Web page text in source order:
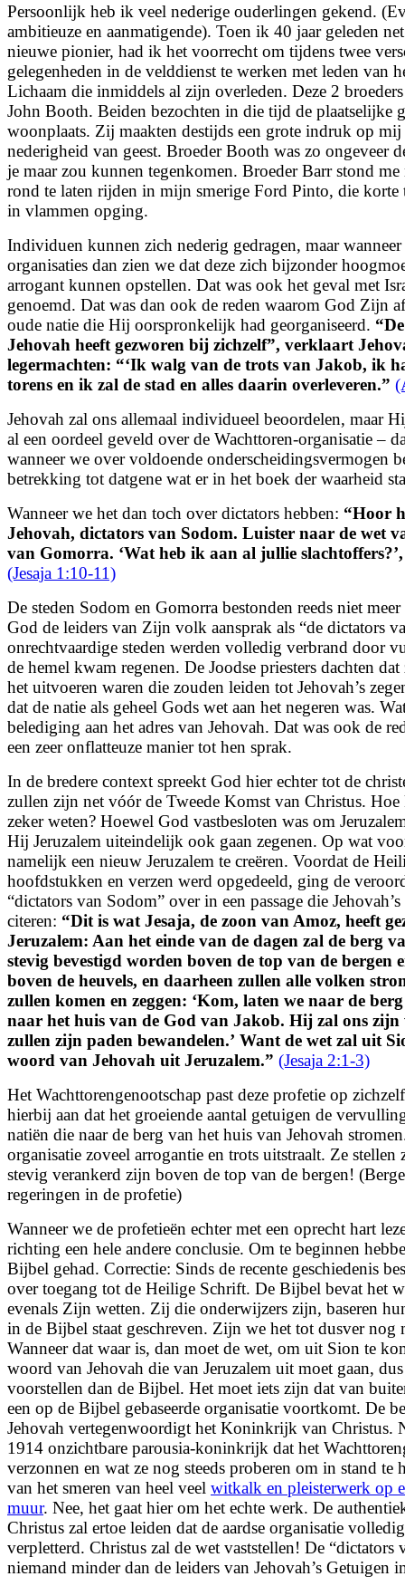
Persoonlijk heb ik veel nederige ouderlingen gekend.
ambitieuze en aanmatigende). Toen ik 40 jaar geleden
nieuwe pionier, had ik het voorrecht om tijdens twee
gelegenheden in de velddienst te werken met leden van
Lichaam die inmiddels al zijn overleden. Deze 2
John Booth. Beiden bezochten in die tijd de plaatselijke
woonplaats. Zij maakten destijds een grote indruk op
nederigheid van geest. Broeder Booth was zo ongeveer
je maar zou kunnen tegenkomen. Broeder Barr stond
rond te laten rijden in mijn smerige Ford Pinto, die korte
in vlammen opging.
Individuen kunnen zich nederig gedragen, maar
organisaties dan zien we dat deze zich bijzonder
arrogant kunnen opstellen. Dat was ook het geval met
genoemd. Dat was dan ook de reden waarom God Zijn
oude natie die Hij oorspronkelijk had georganiseerd.
Jehovah heeft gezworen bij zichzelf”, verklaart
legermachten: “‘Ik walg van de trots van Jakob, ik
torens en ik zal de stad en alles daarin overleveren.”
Jehovah zal ons allemaal individueel beoordelen, maar
al een oordeel geveld over de Wachttoren-organisatie –
wanneer we over voldoende onderscheidingsvermogen
betrekking tot datgene wat er in het boek der waarheid
Wanneer we het dan toch over dictators hebben: “Hoor
Jehovah, dictators van Sodom. Luister naar de wet
van Gomorra. ‘Wat heb ik aan al jullie
(Jesaja 1:10-11)
De steden Sodom en Gomorra bestonden reeds niet
God de leiders van Zijn volk aansprak als “de dictators
onrechtvaardige steden werden volledig verbrand door
de hemel kwam regenen. De Joodse priesters dachten
het uitvoeren waren die zouden leiden tot Jehovah’s
dat de natie als geheel Gods wet aan het negeren was.
belediging aan het adres van Jehovah. Dat was ook de
een zeer onflatteuze manier tot hen sprak.
In de bredere context spreekt God hier echter tot de
zullen zijn net vóór de Tweede Komst van Christus.
zeker weten? Hoewel God vastbesloten was om
Hij Jeruzalem uiteindelijk ook gaan zegenen. Op wat
namelijk een nieuw Jeruzalem te creëren. Voordat de
hoofdstukken en verzen werd opgedeeld, ging de
“dictators van Sodom” over in een passage die
citeren: “Dit is wat Jesaja, de zoon van Amoz, heeft
Jeruzalem: Aan het einde van de dagen zal de berg
stevig bevestigd worden boven de top van de bergen
boven de heuvels, en daarheen zullen alle volken
zullen komen en zeggen: ‘Kom, laten we naar de
naar het huis van de God van Jakob. Hij zal ons zijn
zullen zijn paden bewandelen.’ Want de wet zal uit
woord van Jehovah uit Jeruzalem.” (Jesaja 2:1-3)
Het Wachttorengenootschap past deze profetie op
hierbij aan dat het groeiende aantal getuigen de
natiën die naar de berg van het huis van Jehovah
organisatie zoveel arrogantie en trots uitstraalt. Ze stellen
stevig verankerd zijn boven de top van de bergen!
regeringen in de profetie)
Wanneer we de profetieën echter met een oprecht hart
richting een hele andere conclusie. Om te beginnen
Bijbel gehad. Correctie: Sinds de recente geschiedenis
over toegang tot de Heilige Schrift. De Bijbel bevat het
evenals Zijn wetten. Zij die onderwijzers zijn, baseren
in de Bijbel staat geschreven. Zijn we het tot dusver nog
Wanneer dat waar is, dan moet de wet, om uit Sion te
woord van Jehovah die van Jeruzalem uit moet gaan, dus
voorstellen dan de Bijbel. Het moet iets zijn dat van
een op de Bijbel gebaseerde organisatie voortkomt. De
Jehovah vertegenwoordigt het Koninkrijk van Christus.
1914 onzichtbare parousia-koninkrijk dat het
verzonnen en wat ze nog steeds proberen om in stand te
van het smeren van heel veel witkalk en pleisterwerk op
muur. Nee, het gaat hier om het echte werk. De
Christus zal ertoe leiden dat de aardse organisatie
verpletterd. Christus zal de wet vaststellen! De “dictators
niemand minder dan de leiders van Jehovah’s Getuigen